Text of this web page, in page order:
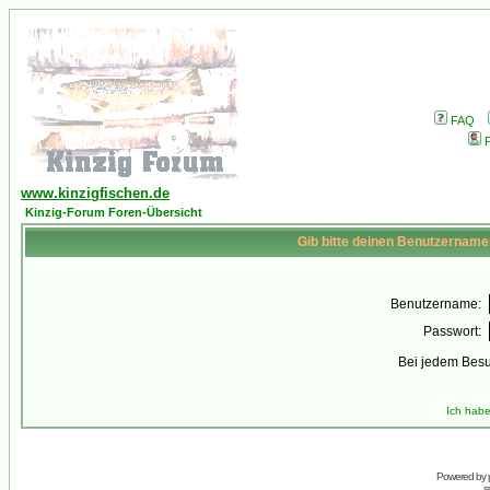
FAQ
www.kinzigfischen.de
Kinzig-Forum Foren-Übersicht
Gib bitte deinen
Benutzername:
Passwort:
Bei jedem
Ich
Powered by